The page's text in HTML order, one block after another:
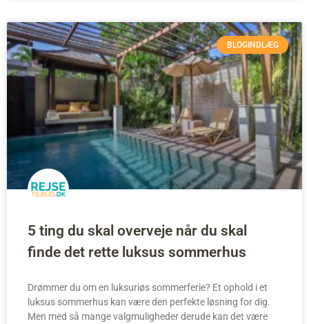
BLOGINDLÆG
5 ting du skal overveje når du skal
finde det rette luksus sommerhus
Drømmer du om en luksuriøs sommerferie? Et ophold i et
luksus sommerhus kan være den perfekte løsning for dig.
Men med så mange valgmuligheder derude kan det være